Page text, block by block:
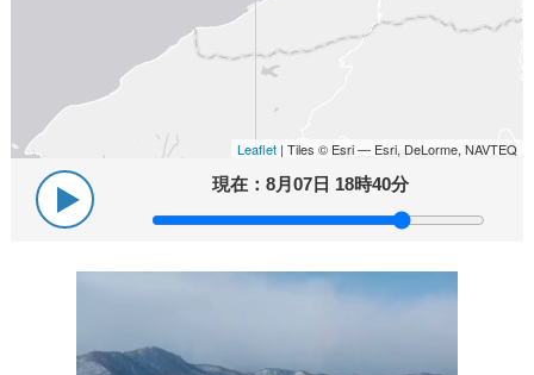
Leaflet | Tiles © Esri — Esri, DeLorme, NAVTEQ
現在：8月07日 18時40分